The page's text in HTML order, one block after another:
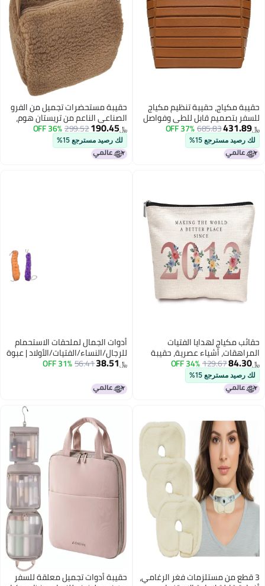
حقيبة تنظيم مكياج
قابل للطي وفواصل
قابلة للتعديل، 27 جيبًا و3 حاملات
حقيبة مستحضرات
سعة كبيرة (بني)
685.83
37% OFF
15%
حقيبة مستحضرات تجميل من الفرو
الصناعي الناعم من تريستان هوم،
حقيبة سفر خفيفة الوزن، ملحقات
مكياج، مقبض، حقيبة يد صغيرة،
حقيبة أدوات تجميل من الفرو
الصناعي، متوسطة الحجم
190.45
299.52
36% OFF
لك رصيد مسترجع 15%
لهدايا الفتيات
أشياء عصرية، حقيبة
تجميل للسفر، هدية
لفتاة تبلغ من العمر 14 عامًا، هدايا
للأخت، الصديقة المقربة
129.67
34% OFF
15%
أدوات الجمال لملحقات الاستحمام
للرجال/النساء/الفتيات/الأولاد | عبوة
56.41
31% OFF
مستلزمات فغر الرغامي، حقيبة أدوات تجميل معلقة للسفر